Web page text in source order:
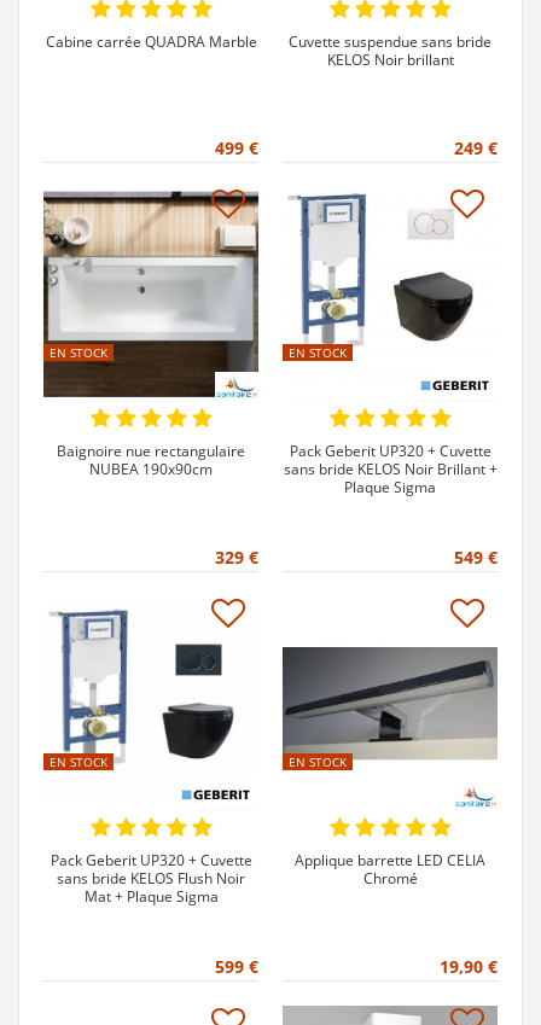
Cabine carrée QUADRA Marble
499 €
Cuvette suspendue sans bride
KELOS Noir brillant
249 €
EN STOCK
Baignoire nue rectangulaire
NUBEA 190x90cm
329 €
EN STOCK
Pack Geberit UP320 + Cuvette
sans bride KELOS Noir Brillant +
Plaque Sigma
549 €
EN STOCK
Pack Geberit UP320 + Cuvette
sans bride KELOS Flush Noir
Mat + Plaque Sigma
599 €
EN STOCK
Applique barrette LED CELIA
Chromé
19,90 €